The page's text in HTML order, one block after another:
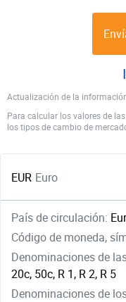
Actualización de la
Para calcular los valores de
los tipos de cambio de
EUR Euro
País de circulación:
Código de moneda,
Denominaciones de
20c, 50c, R 1, R 2, R 5
Denominaciones de